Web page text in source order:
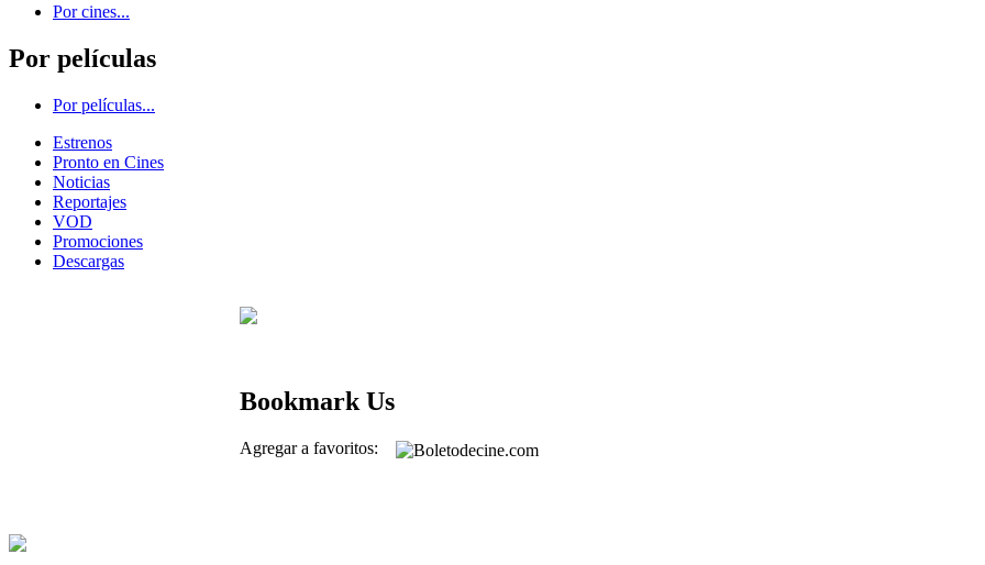
Por cines...
Por películas
Por películas...
Estrenos
Pronto en Cines
Noticias
Reportajes
VOD
Promociones
Descargas
Bookmark Us
Agregar a favoritos: